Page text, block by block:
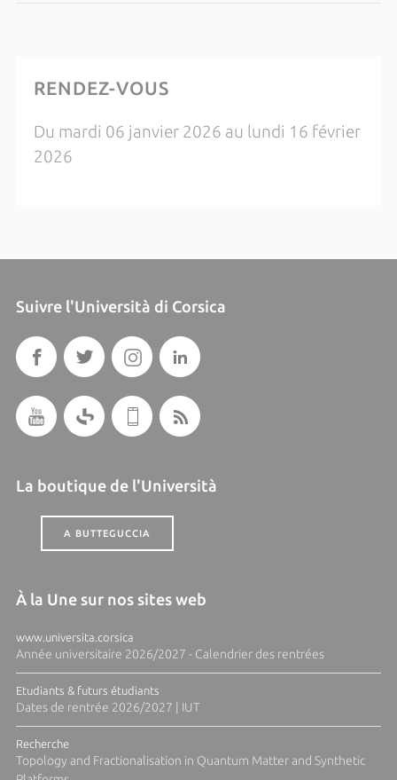
RENDEZ-VOUS
Du mardi 06 janvier 2026 au lundi 16 février
2026
Suivre l'Università di Corsica
La boutique de l'Università
A BUTTEGUCCIA
À la Une sur nos sites web
www.universita.corsica
Année universitaire 2026/2027 - Calendrier des rentrées
Etudiants & futurs étudiants
Dates de rentrée 2026/2027 | IUT
Recherche
Topology and Fractionalisation in Quantum Matter and Synthetic